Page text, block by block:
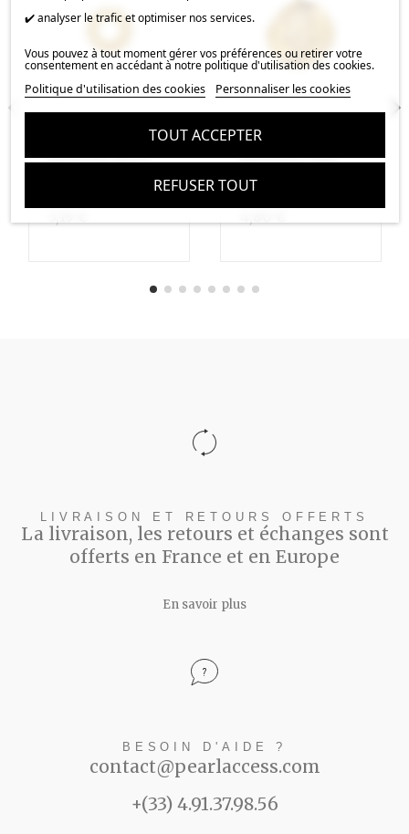
Pendentif soleil
Pendentif rond
fatma
LIVRAISON ET RETOURS OFFERTS
La livraison, les retours et échanges sont
offerts en France et en Europe
En savoir plus
BESOIN D'AIDE ?
contact@pearlaccess.com
+(33) 4.91.37.98.56
✔️ analyser le trafic et optimiser nos services.
Vous pouvez à tout moment gérer vos préférences ou retirer votre
consentement en accédant à notre politique d'utilisation des cookies.
Politique d'utilisation des cookies
Personnaliser les cookies
REFUSER TOUT
TOUT ACCEPTER